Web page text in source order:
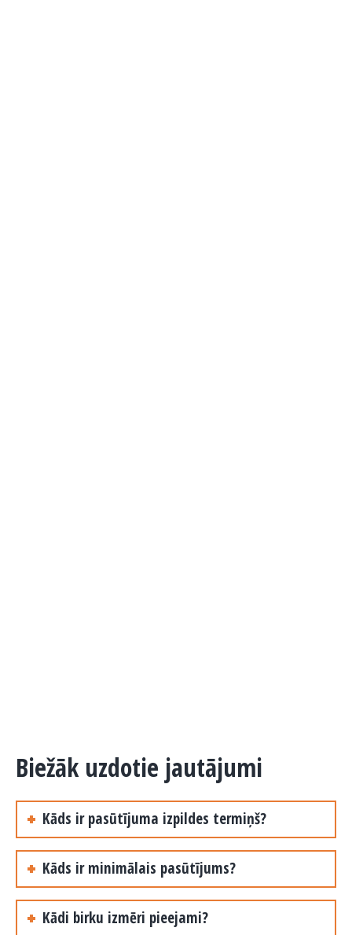
Biežāk uzdotie jautājumi
Kāds ir pasūtījuma izpildes termiņš?
Kāds ir minimālais pasūtījums?
Kādi birku izmēri pieejami?